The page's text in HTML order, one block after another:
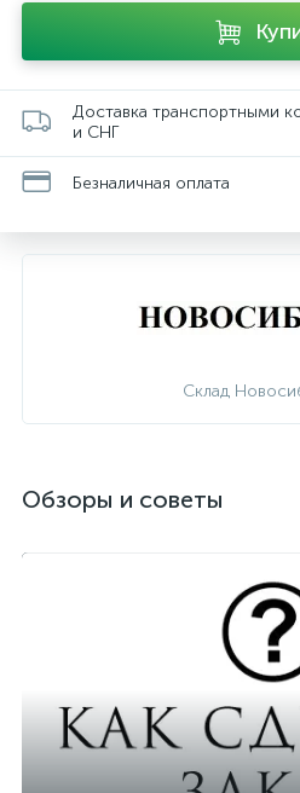
Доставка транспортными
и СНГ
Безналичная оплата
Склад
Обзоры и советы